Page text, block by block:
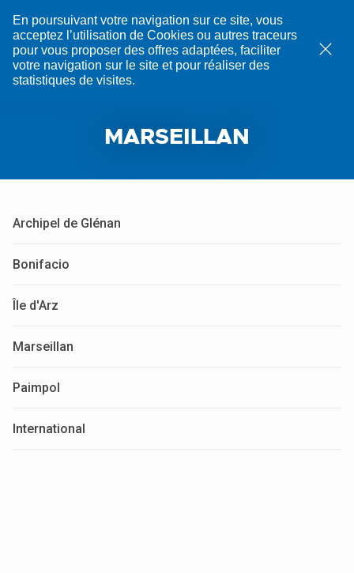
En poursuivant votre navigation sur ce site, vous
acceptez l’utilisation de Cookies ou autres traceurs
pour vous proposer des offres adaptées, faciliter
votre navigation sur le site et pour réaliser des
statistiques de visites.
Les
Glénans
Accueil > Marseillan
MARSEILLAN
Archipel de Glénan
Bonifacio
Île d'Arz
Marseillan
Paimpol
International